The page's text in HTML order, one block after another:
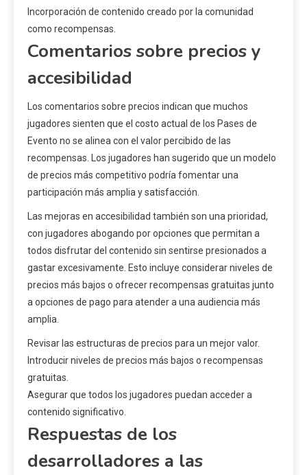
Incorporación de contenido creado por la comunidad
como recompensas.
Comentarios sobre precios y
accesibilidad
Los comentarios sobre precios indican que muchos
jugadores sienten que el costo actual de los Pases de
Evento no se alinea con el valor percibido de las
recompensas. Los jugadores han sugerido que un modelo
de precios más competitivo podría fomentar una
participación más amplia y satisfacción.
Las mejoras en accesibilidad también son una prioridad,
con jugadores abogando por opciones que permitan a
todos disfrutar del contenido sin sentirse presionados a
gastar excesivamente. Esto incluye considerar niveles de
precios más bajos o ofrecer recompensas gratuitas junto
a opciones de pago para atender a una audiencia más
amplia.
Revisar las estructuras de precios para un mejor valor.
Introducir niveles de precios más bajos o recompensas
gratuitas.
Asegurar que todos los jugadores puedan acceder a
contenido significativo.
Respuestas de los
desarrolladores a las